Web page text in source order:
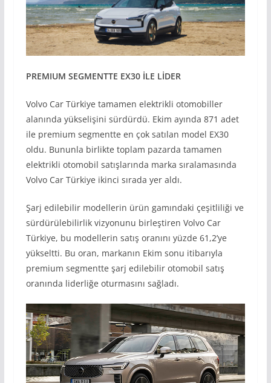
PREMIUM SEGMENTTE EX30 İLE LİDER
Volvo Car Türkiye tamamen elektrikli otomobiller
alanında yükselişini sürdürdü. Ekim ayında 871 adet
ile premium segmentte en çok satılan model EX30
oldu. Bununla birlikte toplam pazarda tamamen
elektrikli otomobil satışlarında marka sıralamasında
Volvo Car Türkiye ikinci sırada yer aldı.
Şarj edilebilir modellerin ürün gamındaki çeşitliliği ve
sürdürülebilirlik vizyonunu birleştiren Volvo Car
Türkiye, bu modellerin satış oranını yüzde 61,2’ye
yükseltti. Bu oran, markanın Ekim sonu itibarıyla
premium segmentte şarj edilebilir otomobil satış
oranında liderliğe oturmasını sağladı.